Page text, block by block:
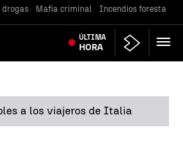
drogas Mafia criminal Incendios forestales
ÚLTIMA
HORA
a los viajeros de Italia